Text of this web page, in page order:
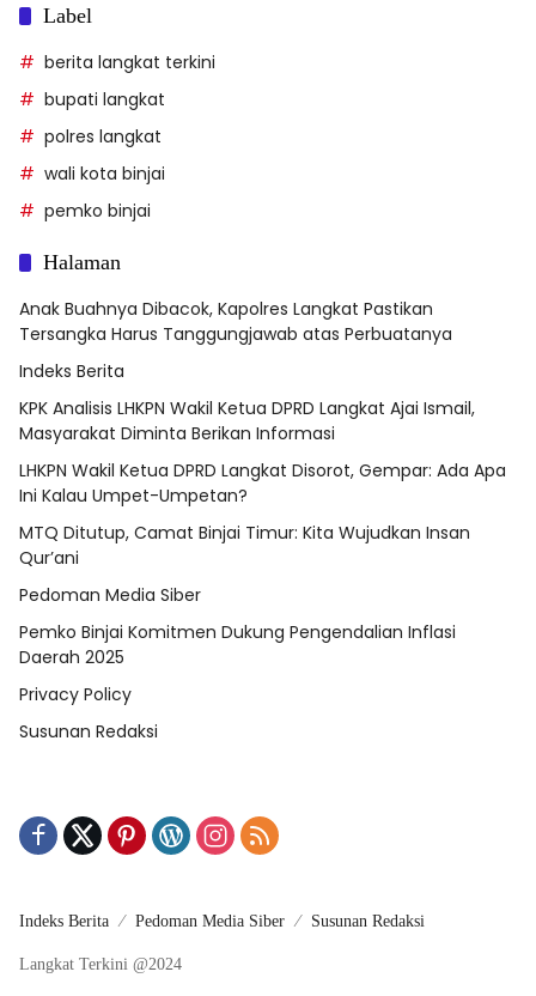
Label
berita langkat terkini
bupati langkat
polres langkat
wali kota binjai
pemko binjai
Halaman
Anak Buahnya Dibacok, Kapolres Langkat Pastikan
Tersangka Harus Tanggungjawab atas Perbuatanya
Indeks Berita
KPK Analisis LHKPN Wakil Ketua DPRD Langkat Ajai Ismail,
Masyarakat Diminta Berikan Informasi
LHKPN Wakil Ketua DPRD Langkat Disorot, Gempar: Ada Apa
Ini Kalau Umpet-Umpetan?
MTQ Ditutup, Camat Binjai Timur: Kita Wujudkan Insan
Qur’ani
Pedoman Media Siber
Pemko Binjai Komitmen Dukung Pengendalian Inflasi
Daerah 2025
Privacy Policy
Susunan Redaksi
Indeks Berita Pedoman Media Siber Susunan Redaksi
Langkat Terkini @2024